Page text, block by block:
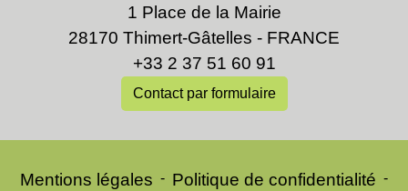
1 Place de la Mairie
28170 Thimert-Gâtelles - FRANCE
+33 2 37 51 60 91
Contact par formulaire
Mentions légales - Politique de confidentialité -